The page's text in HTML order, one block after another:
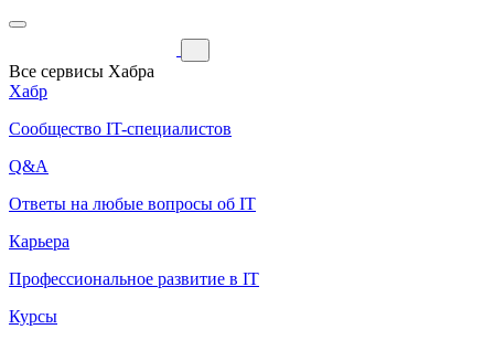
Все сервисы Хабра
Хабр
Сообщество IT-специалистов
Q&A
Ответы на любые вопросы об IT
Карьера
Профессиональное развитие в IT
Курсы